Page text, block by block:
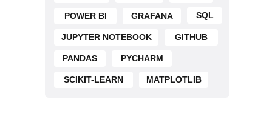
POWER BI SQL
PYCHARM
JUPYTER NOTEBOOK
GRAFANA
GITHUB
PANDAS
MATPLOTLIB
SCIKIT-LEARN